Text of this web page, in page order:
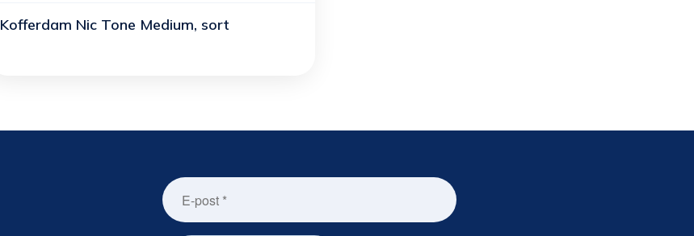
Kofferdam Nic Tone Medium, sort